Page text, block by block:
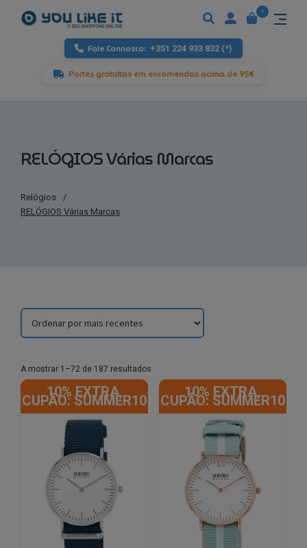
Fale Connosco: +351 224 933 832 (*)
Portes gratuitos em encomendas acima de 95€
1
RELÓGIOS Várias Marcas
Relógios
/
RELÓGIOS Várias Marcas
A mostrar 1–72 de 187 resultados
latest
10% EXTRA,
CUPÃO: SUMMER10
10% EXTRA,
CUPÃO: SUMMER10